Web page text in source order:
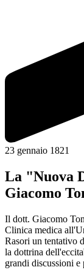
23 gennaio 1821
La "Nuova
Giacomo
Il dott. Giacomo
Clinica medica
Rasori un tentativo
la dottrina
grandi discussioni